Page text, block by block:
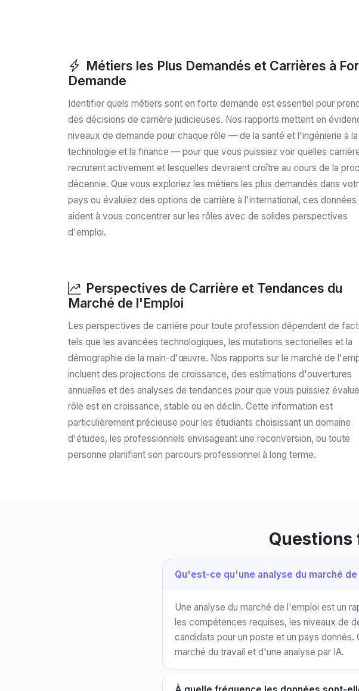
Métiers les Plus Demandés et Carrières à
Demande
Identifier quels métiers sont en forte demande est essentiel pour
des décisions de carrière judicieuses. Nos rapports mettent en
niveaux de demande pour chaque rôle — de la santé et l'ingénierie à la
technologie et la finance — pour que vous puissiez voir quelles
recrutent activement et lesquelles devraient croître au cours de la
décennie. Que vous exploriez les métiers les plus demandés dans
pays ou évaluiez des options de carrière à l'international, ces données
aident à vous concentrer sur les rôles avec de solides perspectives
d'emploi.
Perspectives de Carrière et Tendances du
Marché de l'Emploi
Les perspectives de carrière pour toute profession dépendent de
tels que les avancées technologiques, les mutations sectorielles et la
démographie de la main-d'œuvre. Nos rapports sur le marché de
incluent des projections de croissance, des estimations d'ouvertures
annuelles et des analyses de tendances pour que vous puissiez
rôle est en croissance, stable ou en déclin. Cette information est
particulièrement précieuse pour les étudiants choisissant un domaine
d'études, les professionnels envisageant une reconversion, ou toute
personne planifiant son parcours professionnel à long terme.
Questions
Qu'est-ce qu'une analyse du marché
Une analyse du marché de l'emploi est un
les compétences requises, les niveaux de
candidats pour un poste et un pays
marché du travail et d'une analyse par IA.